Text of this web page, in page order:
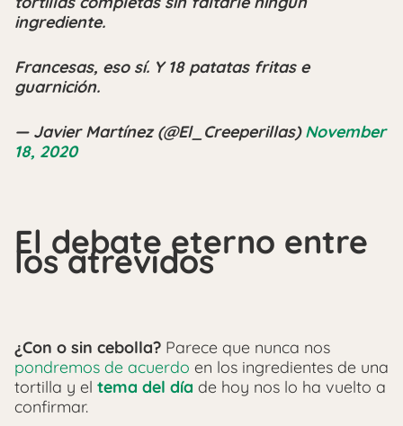
ingrediente.
Francesas, eso sí. Y 18 patatas fritas e
guarnición.
— Javier Martínez (@El_Creeperillas)November
18, 2020
El debate eterno entre
los atrevidos
¿Con o sin cebolla? Parece que nunca nos
pondremos de acuerdo en los ingredientes de una
tortilla y el tema del día de hoy nos lo ha vuelto a
confirmar.